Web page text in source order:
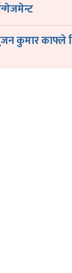
कुमार काफ्ले